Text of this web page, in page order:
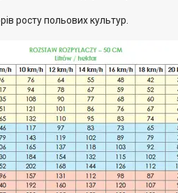
росту польових культур.